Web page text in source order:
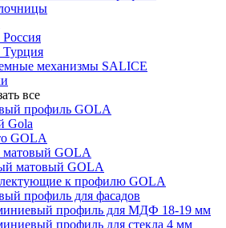
механизмы SALICE
все
профиль GOLA
Gola
GOLA
GOLA
матовый GOLA
к профилю GOLA
профиль для фасадов
профиль для МДФ 18-19 мм
профиль для стекла 4 мм